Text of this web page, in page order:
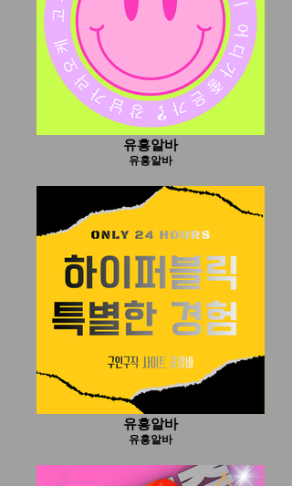
유흥알바
유흥알바
유흥알바
유흥알바